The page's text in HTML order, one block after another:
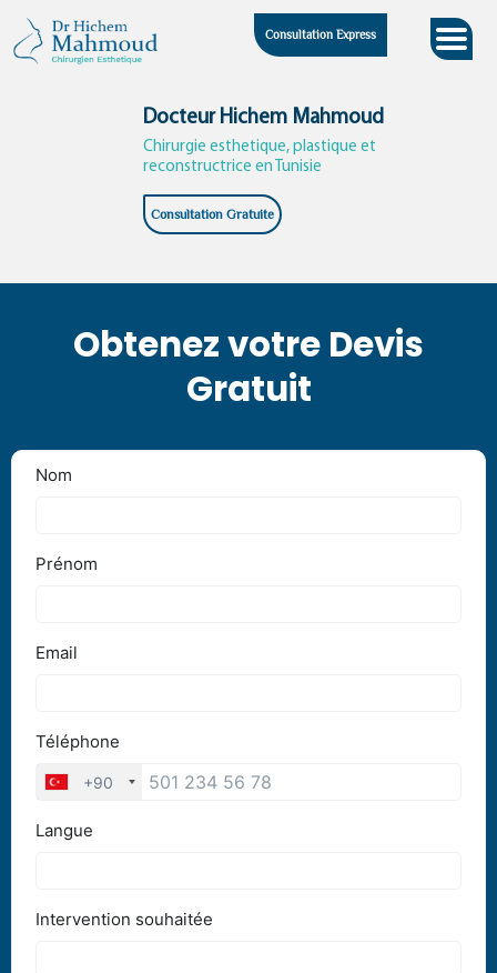
content
Consultation Express
Docteur Hichem Mahmoud
Chirurgie esthetique, plastique et
reconstructrice en Tunisie
Consultation Gratuite
Obtenez votre Devis
Gratuit